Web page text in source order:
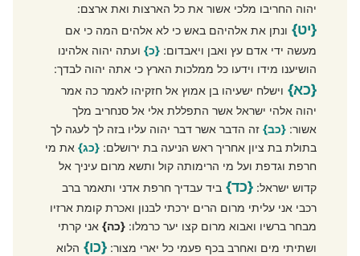
יהוה החריבו מלכי אשור את כל הארצות ואת ארצם:
{יט} ונתן את אלהיהם באש כי לא אלהים המה כי אם
מעשה ידי אדם עץ ואבן ויאבדום:{כ} ועתה יהוה אלהינו
הושיענו מידו וידעו כל ממלכות הארץ כי אתה יהוה לבדך:
{כא} וישלח ישעיהו בן אמוץ אל חזקיהו לאמר כה אמר
יהוה אלהי ישראל אשר התפללת אלי אל סנחריב מלך
אשור:{כב} זה הדבר אשר דבר יהוה עליו בזה לך לעגה לך
בתולת בת ציון אחריך ראש הניעה בת ירושלם:{כג} את מי
חרפת וגדפת ועל מי הרימותה קול ותשא מרום עיניך אל
קדוש ישראל:{כד} ביד עבדיך חרפת אדני ותאמר ברב
רכבי אני עליתי מרום הרים ירכתי לבנון ואכרת קומת ארזיו
מבחר ברשיו ואבוא מרום קצו יער כרמלו:{כה} אני קרתי
ושתיתי מים ואחרב בכף פעמי כל יארי מצור:{כו} הלוא